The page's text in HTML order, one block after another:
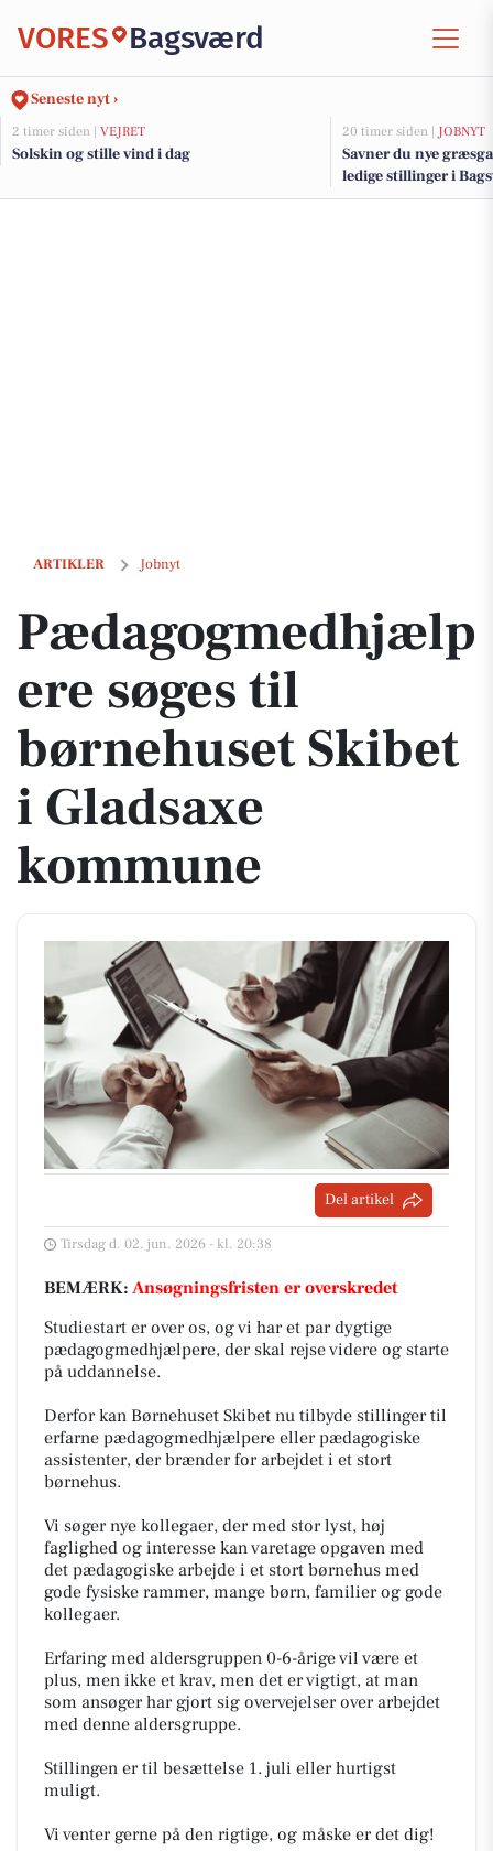
VORES Bagsværd
Seneste nyt ›
2 timer siden | VEJRET
Solskin og stille vind i dag
20 timer siden | JOBNYT
Savner du nye
ledige stillinger i
ARTIKLER Jobnyt
Pædagogmedhjælpere søges til børnehuset Skibet i Gladsaxe
Pædagogmedhjælp
ere søges til
børnehuset Skibet
i Gladsaxe
kommune
Del artikel
Tirsdag d. 02. jun. 2026 - kl. 20:38
BEMÆRK: Ansøgningsfristen er overskredet
Studiestart er over os, og vi har et par dygtige
pædagogmedhjælpere, der skal rejse videre og starte
på uddannelse.
Derfor kan Børnehuset Skibet nu tilbyde stillinger til
erfarne pædagogmedhjælpere eller pædagogiske
assistenter, der brænder for arbejdet i et stort
børnehus.
Vi søger nye kollegaer, der med stor lyst, høj
faglighed og interesse kan varetage opgaven med
det pædagogiske arbejde i et stort børnehus med
gode fysiske rammer, mange børn, familier og gode
kollegaer.
Erfaring med aldersgruppen 0-6-årige vil være et
plus, men ikke et krav, men det er vigtigt, at man
som ansøger har gjort sig overvejelser over arbejdet
med denne aldersgruppe.
Stillingen er til besættelse 1. juli eller hurtigst
muligt.
Vi venter gerne på den rigtige, og måske er det dig!